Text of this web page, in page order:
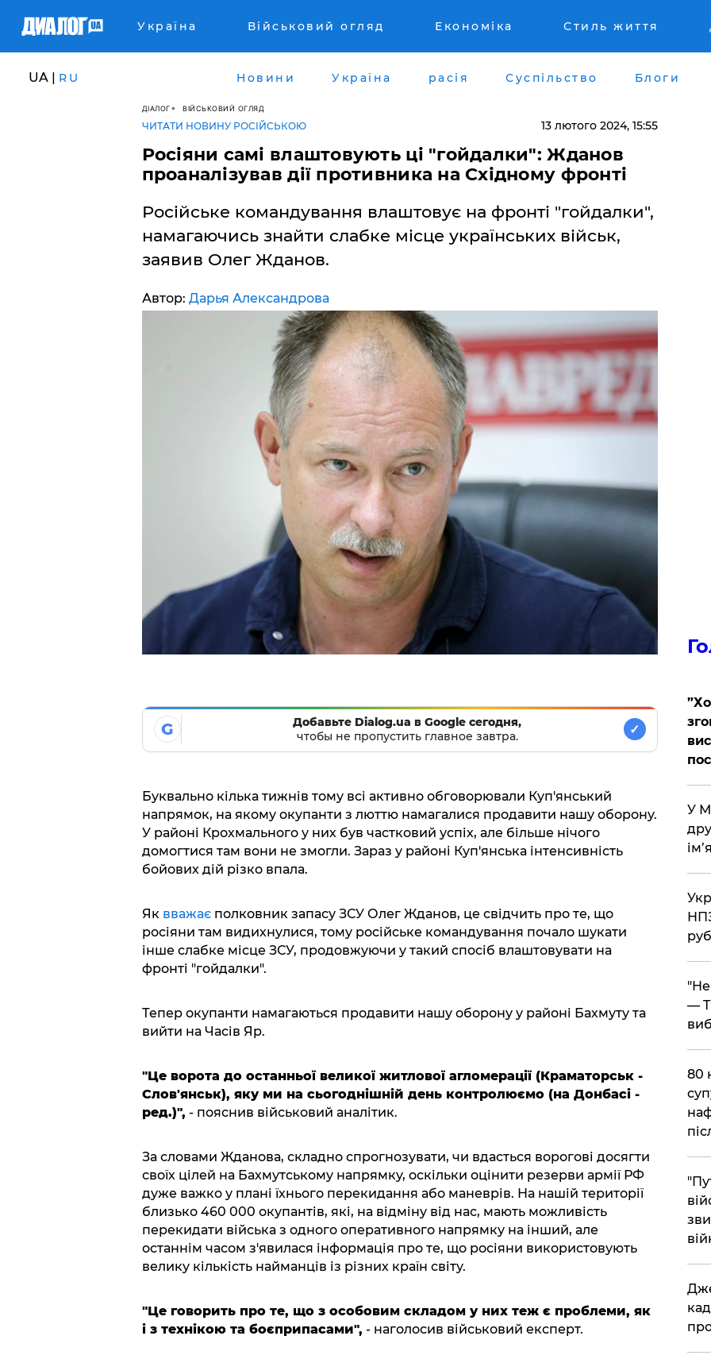
Україна Військовий огляд Економіка Стиль життя
UA | RU Новини Україна расія Суспільство Блоги
ДІАЛОГ ВІЙСЬКОВИЙ ОГЛЯД
ЧИТАТИ НОВИНУ РОСІЙСЬКОЮ 13 лютого 2024, 15:55
Росіяни самі влаштовують ці "гойдалки": Жданов
проаналізував дії противника на Східному фронті
Російське командування влаштовує на фронті "гойдалки",
намагаючись знайти слабке місце українських військ,
заявив Олег Жданов.
Автор: Дарья Александрова
G
Добавьте Dialog.ua в Google сегодня,
чтобы не пропустить главное завтра.
✓
Буквально кілька тижнів тому всі активно обговорювали Куп'янський
напрямок, на якому окупанти з люттю намагалися продавити нашу оборону.
У районі Крохмального у них був частковий успіх, але більше нічого
домогтися там вони не змогли. Зараз у районі Куп'янська інтенсивність
бойових дій різко впала.
Як вважаєполковник запасу ЗСУ Олег Жданов, це свідчить про те, що
росіяни там видихнулися, тому російське командування почало шукати
інше слабке місце ЗСУ, продовжуючи у такий спосіб влаштовувати на
фронті "гойдалки".
Тепер окупанти намагаються продавити нашу оборону у районі Бахмуту та
вийти на Часів Яр.
"Це ворота до останньої великої житлової агломерації (Краматорськ -
Слов'янськ), яку ми на сьогоднішній день контролюємо (на Донбасі -
ред.)", - пояснив військовий аналітик.
За словами Жданова, складно спрогнозувати, чи вдасться ворогові досягти
своїх цілей на Бахмутському напрямку, оскільки оцінити резерви армії РФ
дуже важко у плані їхнього перекидання або маневрів. На нашій території
близько 460 000 окупантів, які, на відміну від нас, мають можливість
перекидати війська з одного оперативного напрямку на інший, але
останнім часом з'явилася інформація про те, що росіяни використовують
велику кількість найманців із різних країн світу.
"Це говорить про те, що з особовим складом у них теж є проблеми, як
і з технікою та боєприпасами", - наголосив військовий експерт.
​У
ім’я
—
​80